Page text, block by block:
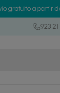
gratuito a partir
923 21